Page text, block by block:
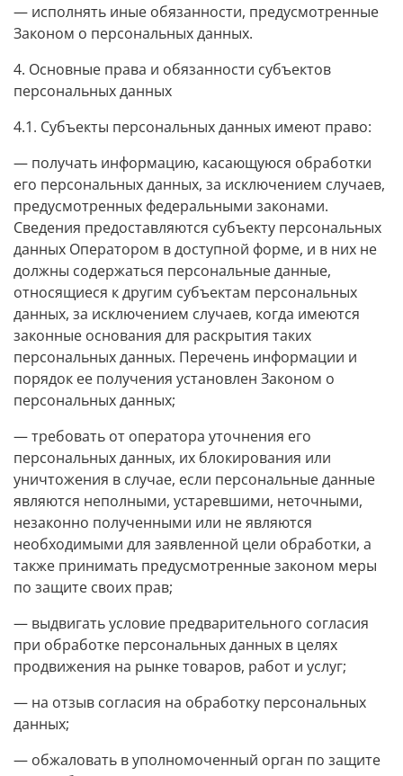
— исполнять иные обязанности, предусмотренные
Законом о персональных данных.
4. Основные права и обязанности субъектов
персональных данных
4.1. Субъекты персональных данных имеют право:
— получать информацию, касающуюся обработки
его персональных данных, за исключением случаев,
предусмотренных федеральными законами.
Сведения предоставляются субъекту персональных
данных Оператором в доступной форме, и в них не
должны содержаться персональные данные,
относящиеся к другим субъектам персональных
данных, за исключением случаев, когда имеются
законные основания для раскрытия таких
персональных данных. Перечень информации и
порядок ее получения установлен Законом о
персональных данных;
— требовать от оператора уточнения его
персональных данных, их блокирования или
уничтожения в случае, если персональные данные
являются неполными, устаревшими, неточными,
незаконно полученными или не являются
необходимыми для заявленной цели обработки, а
также принимать предусмотренные законом меры
по защите своих прав;
— выдвигать условие предварительного согласия
при обработке персональных данных в целях
продвижения на рынке товаров, работ и услуг;
— на отзыв согласия на обработку персональных
данных;
— обжаловать в уполномоченный орган по защите